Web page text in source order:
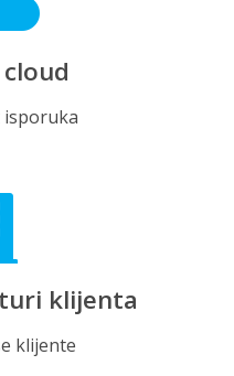
klijenta
klijente